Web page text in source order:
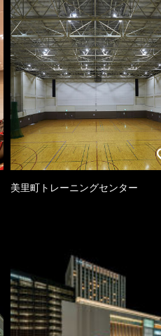
美里町トレーニングセンター